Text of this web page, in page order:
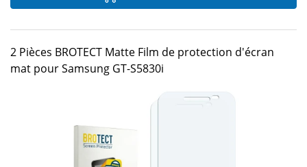
2 Pièces BROTECT Matte Film de protection d'écran
mat pour Samsung GT-S5830i